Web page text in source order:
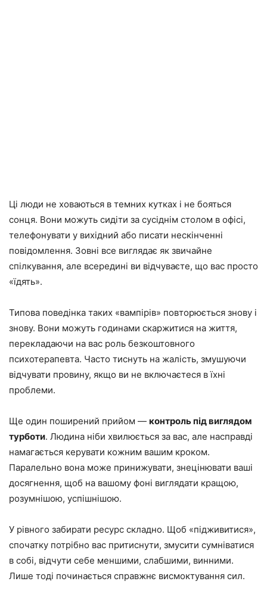
Ці люди не ховаються в темних кутках і не бояться
сонця. Вони можуть сидіти за сусіднім столом в офісі,
телефонувати у вихідний або писати нескінченні
повідомлення. Зовні все виглядає як звичайне
спілкування, але всередині ви відчуваєте, що вас просто
«їдять».
Типова поведінка таких «вампірів» повторюється знову і
знову. Вони можуть годинами скаржитися на життя,
перекладаючи на вас роль безкоштовного
психотерапевта. Часто тиснуть на жалість, змушуючи
відчувати провину, якщо ви не включаєтеся в їхні
проблеми.
Ще один поширений прийом — контроль під виглядом
турботи. Людина ніби хвилюється за вас, але насправді
намагається керувати кожним вашим кроком.
Паралельно вона може принижувати, знецінювати ваші
досягнення, щоб на вашому фоні виглядати кращою,
розумнішою, успішнішою.
У рівного забирати ресурс складно. Щоб «підживитися»,
спочатку потрібно вас притиснути, змусити сумніватися
в собі, відчути себе меншими, слабшими, винними.
Лише тоді починається справжнє висмоктування сил.